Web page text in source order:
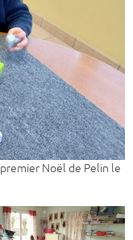
Noël de Pelin le